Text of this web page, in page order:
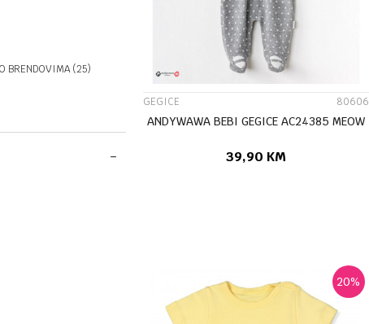
BRENDOVIMA (25)
GEGICE 80606
ANDYWAWA BEBI GEGICE AC24385 MEOW
39,90 KM
20%